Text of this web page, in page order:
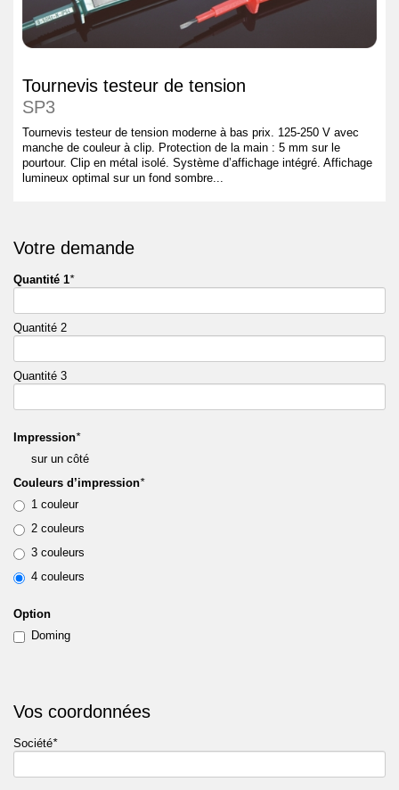
Tournevis testeur de tension
SP3
Tournevis testeur de tension moderne à bas prix. 125-250 V avec
manche de couleur à clip. Protection de la main : 5 mm sur le
pourtour. Clip en métal isolé. Système d’affichage intégré. Affichage
lumineux optimal sur un fond sombre...
Votre demande
Quantité 1*
Quantité 2
Quantité 3
Impression*
sur un côté
Couleurs d’impression*
1 couleur
2 couleurs
3 couleurs
4 couleurs
Option
Doming
Vos coordonnées
Société*